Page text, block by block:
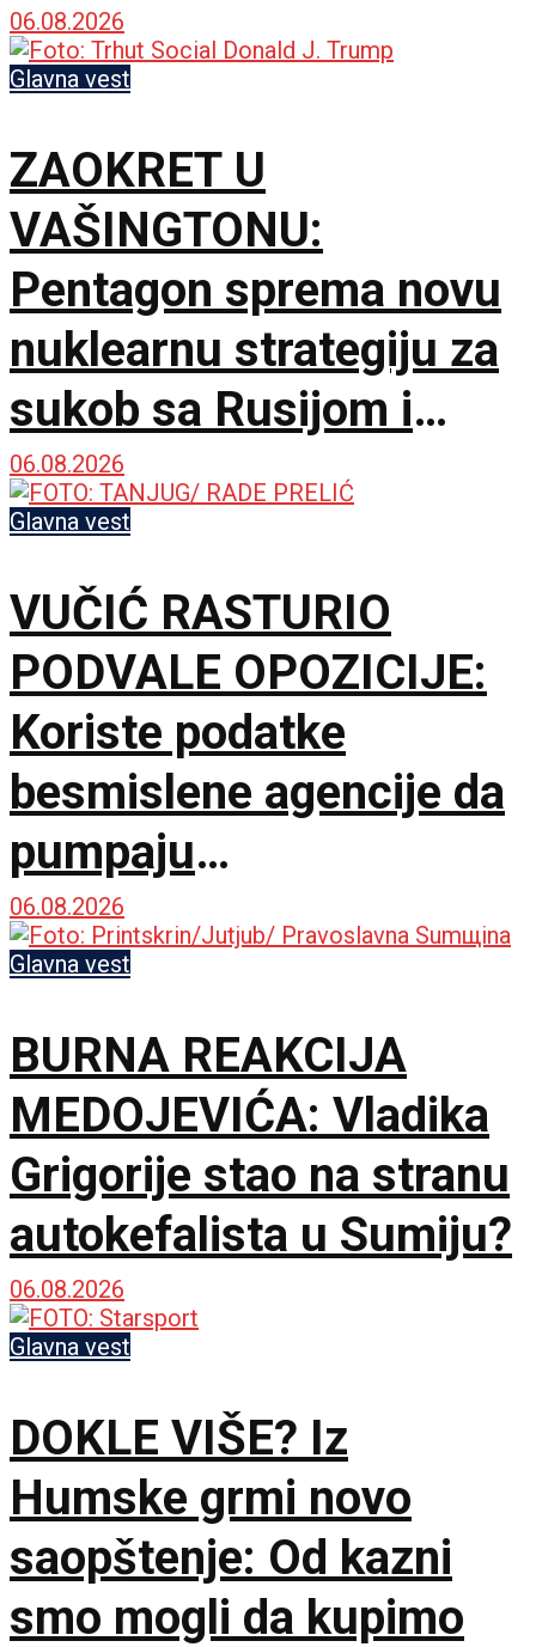
06.08.2026
Glavna vest
ZAOKRET U
VAŠINGTONU:
Pentagon sprema novu
nuklearnu strategiju za
sukob sa Rusijom i
Kinom
06.08.2026
Glavna vest
VUČIĆ RASTURIO
PODVALE OPOZICIJE:
Koriste podatke
besmislene agencije da
pumpaju
samopouzdanje, a
sakrili prave brojeve
06.08.2026
Glavna vest
BURNA REAKCIJA
MEDOJEVIĆA: Vladika
Grigorije stao na stranu
autokefalista u Sumiju?
06.08.2026
Glavna vest
DOKLE VIŠE? Iz
Humske grmi novo
saopštenje: Od kazni
smo mogli da kupimo